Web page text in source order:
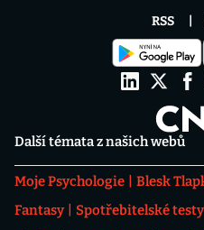
Další témata z našich webů
Moje Psychologie Blesk
Fantasy
Spotřebitelské testy
RSS